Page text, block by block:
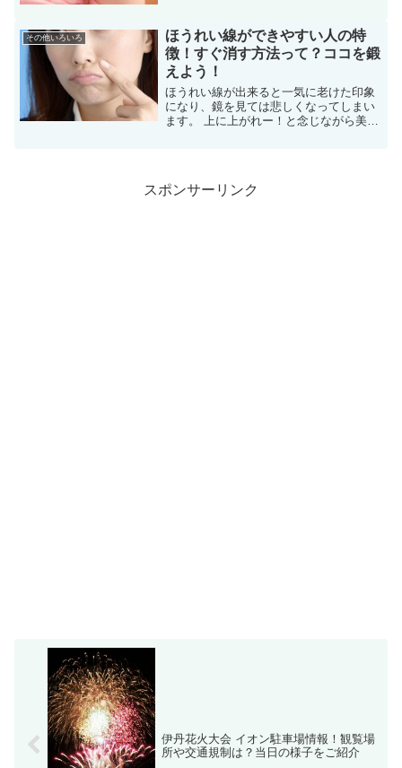
がなかなか落ちない!と悩んでいる女性は
多いものです。 そ...
その他いろいろ
ほうれい線ができやすい人の特
徴！すぐ消す方法って？ココを鍛
えよう！
ほうれい線が出来ると一気に老けた印象
になり、鏡を見ては悲しくなってしまい
ます。 上に上がれー！と念じながら美容
スポンサーリンク
伊丹花火大会 イオン駐車場情報！観覧場
所や交通規制は？当日の様子をご紹介